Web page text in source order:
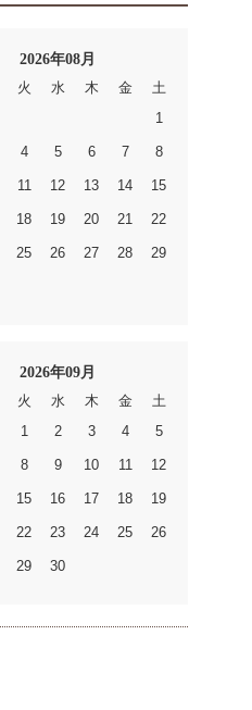
2026年08月
火 水 木 金
土
1
4 5 6 7 8
11 12 13 14 15
18 19 20 21 22
25 26 27 28 29
2026年09月
火 水 木 金
土
1
2 3 4 5
8 9 10 11 12
15 16 17 18 19
22 23 24 25 26
29 30